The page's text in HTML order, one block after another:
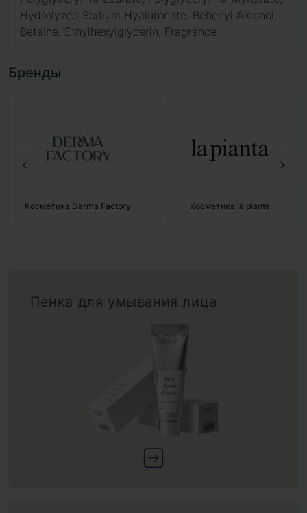
Hydrolyzed Sodium Hyaluronate, Behenyl Alcohol,
Betaine, Ethylhexylglycerin, Fragrance
Бренды
Косметика Derma Factory Косметика la pianta
Пенка для умывания лица